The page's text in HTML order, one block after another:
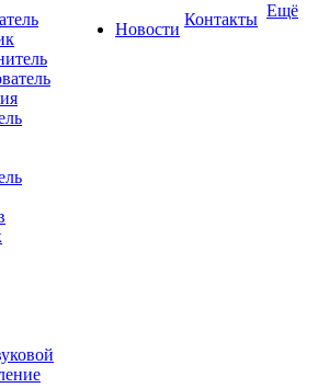
Новости
Контакты Ещё